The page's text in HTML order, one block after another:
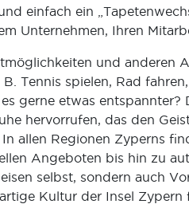
einfach ein
Unternehmen, Ihren
und anderen
B. Tennis spielen, Rad
gerne etwas
hervorrufen, das den
allen Regionen Zyperns
Angeboten bis hin zu
selbst, sondern auch
Kultur der Insel Zypern